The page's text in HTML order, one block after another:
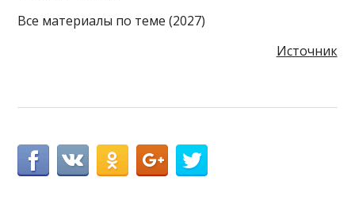
Все материалы по теме (2027)
Источник